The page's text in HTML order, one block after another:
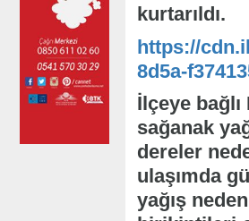
kurtarıldı.
https://
8d5a-
İlçeye
sağanak
dereler
ulaşımda
yağış